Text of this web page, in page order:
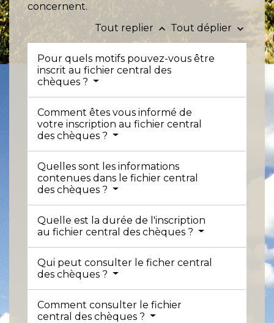
concernent.
Tout replier keyboard_arrow_up Tout déplier keyboard_arrow_down
Pour quels motifs pouvez-vous être
inscrit au fichier central des
chèques ?
Comment êtes vous informé de
votre inscription au fichier central
des chèques ?
Quelles sont les informations
contenues dans le fichier central
des chèques ?
Quelle est la durée de l'inscription
au fichier central des chèques ?
Qui peut consulter le ficher central
des chèques ?
Comment consulter le fichier
central des chèques ?